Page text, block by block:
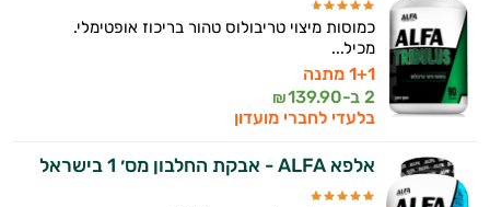
כמוסות מיצוי טריבולוס טהור בריכוז אופטימלי.
מכיל...
1+1 מתנה
2 ב-
139.90
₪
בלעדי לחברי מועדון
אלפא ALFA - אבקת החלבון מס׳ 1 בישראל